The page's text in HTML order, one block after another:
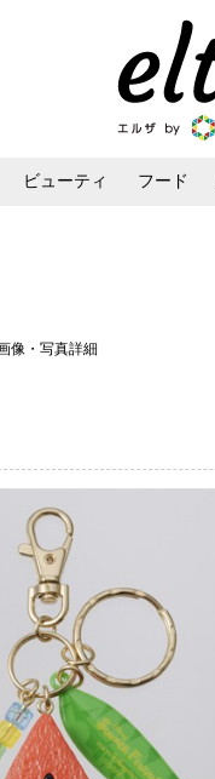
ビューティ フード
像・写真詳細